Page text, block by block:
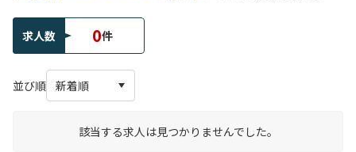
求人数 0件
並び順
該当する求人は見つかりませんでした。